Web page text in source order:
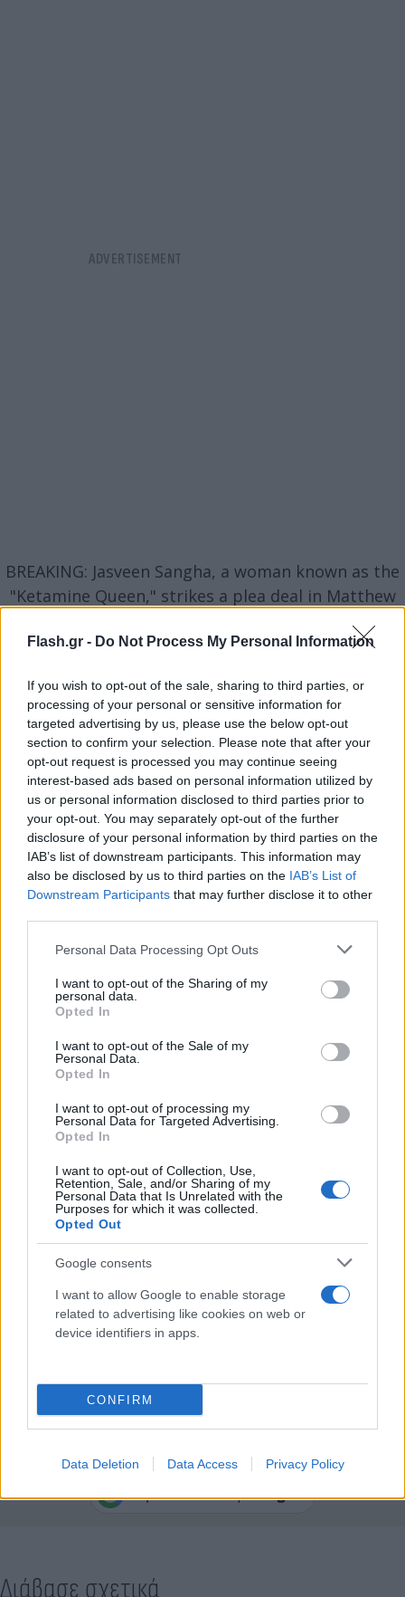
Flash.gr - Do Not Process My Personal Information
If you wish to opt-out of the sale, sharing to third parties, or
processing of your personal or sensitive information for
targeted advertising by us, please use the below opt-out
section to confirm your selection. Please note that after your
opt-out request is processed you may continue seeing
interest-based ads based on personal information utilized by
us or personal information disclosed to third parties prior to
your opt-out. You may separately opt-out of the further
disclosure of your personal information by third parties on the
IAB’s list of downstream participants. This information may
also be disclosed by us to third parties on the IAB’s List of
Downstream Participants that may further disclose it to other
Please note that this website/app uses one or more Google
not limited to your visit or usage behaviour. You may click to
grant or deny consent to Google and its third-party tags to
use your data for below specified purposes in below Google
consent section.
Personal Data Processing Opt Outs
I want to opt-out of the Sharing of my
personal data.
Opted In
I want to opt-out of the Sale of my
Personal Data.
Opted In
I want to opt-out of processing my
Personal Data for Targeted Advertising.
Opted In
I want to opt-out of Collection, Use,
Retention, Sale, and/or Sharing of my
Personal Data that Is Unrelated with the
Purposes for which it was collected.
Opted Out
Google consents
I want to allow Google to enable storage
related to advertising like cookies on web or
device identifiers in apps.
CONFIRM
Data Deletion Data Access Privacy Policy
BREAKING: Jasveen Sangha, a woman known as the
"Ketamine Queen," strikes a plea deal in Matthew
https://t.co/MimaGi730U
Ο Πέρι, που πάλευε για χρόνια με τον εθισμό,
λάμβανε κεταμίνη και μέσω γιατρών ως θεραπεία
για την κατάθλιψη. Όταν οι νόμιμες δόσεις
περιορίστηκαν, στράφηκε σε παράνομα
κυκλώματα. Την 28η Οκτωβρίου 2023 βρέθηκε
νεκρός στο σπίτι του στο Λος Άντζελες. Ο
Η Σάνγκα συνελήφθη έπειτα από έφοδο στο σπίτι
της στη Νορθ Χόλιγουντ, όπου πράκτορες της DEA
εντόπισαν μεγάλες ποσότητες κεταμίνης και
μεθαμφεταμίνης. Από τότε παραμένει
προφυλακισμένη, ενώ η τελική ποινή της θα
ανακοινωθεί σε επόμενη δικάσιμο.
κατηγορουμένων στην υπόθεση. Όλοι πλέον έχουν
παραδεχτεί την ενοχή τους.
Μάθιου Πέριέμεινε στην ιστορία ως ένας από
τους πιο αγαπημένους ηθοποιούς της γενιάς του,
μέσα από τα «Φιλαράκια» (1994–2004), δίπλα στην
Τζένιφερ Άνιστον, την Κόρτνεϊ Κοξ, τη Λίζα
Σουίμερ.
Flash.grστην αναζήτηση τηςGoogle
Διάβασε σχετικά